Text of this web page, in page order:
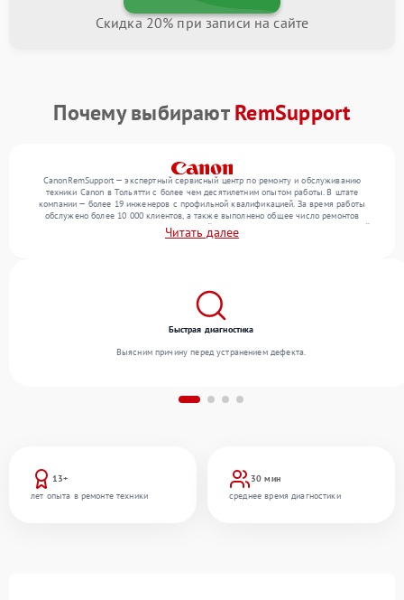
Скидка 20% при записи на сайте
Почему выбираютRemSupport
CanonRemSupport — экспертный сервисный центр по ремонту и обслуживанию
техники Canon в Тольятти с более чем десятилетним опытом работы. В штате
компании — более 19 инженеров с профильной квалификацией. За время работы
обслужено более 10 000 клиентов, а также выполнено общее число ремонтов
превысило 12 000. Ежемесячно в сервисный центр поступает более 300 обращений,
включая , , . Мы устраняем поломки любой сложности и гарантируем высокое
Читать далее
13+
лет опыта в ремонте техники
30 мин
среднее время диагностики
Быстрая диагностика
Выясним причину перед устранением дефекта.